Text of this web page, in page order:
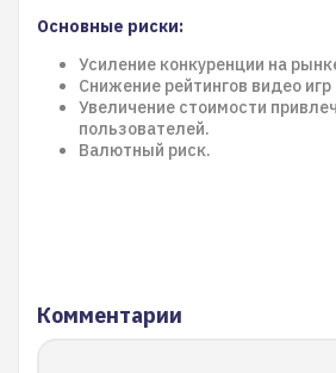
Основные риски:
Усиление конкуренции на
Снижение рейтингов видео
Увеличение стоимости
пользователей.
Валютный риск.
Комментарии